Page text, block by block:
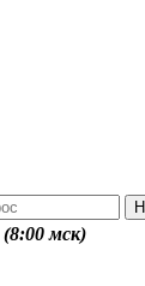
(8:00 мск)